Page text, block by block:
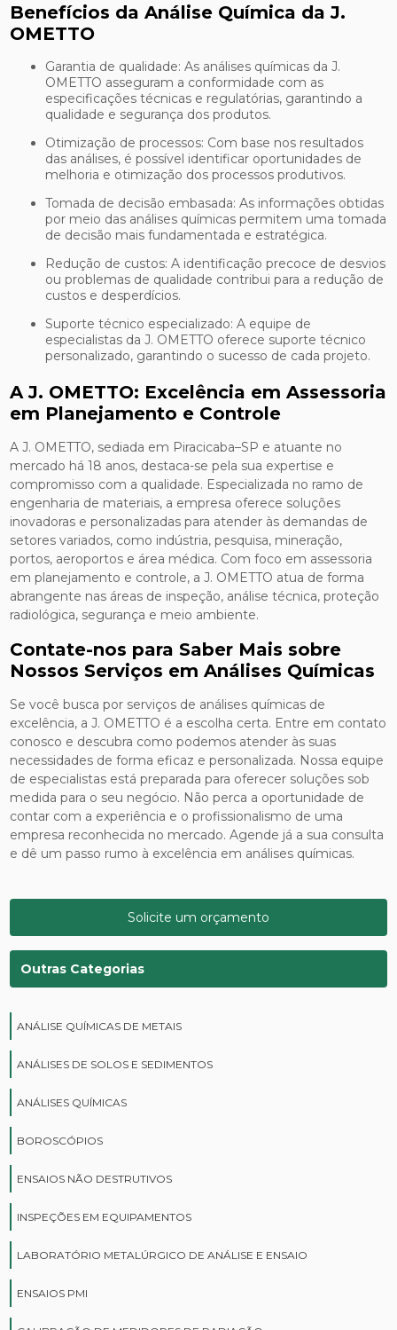
Benefícios da Análise Química da J.
OMETTO
Garantia de qualidade: As análises químicas da J.
OMETTO asseguram a conformidade com as
especificações técnicas e regulatórias, garantindo a
qualidade e segurança dos produtos.
Otimização de processos: Com base nos resultados
das análises, é possível identificar oportunidades de
melhoria e otimização dos processos produtivos.
Tomada de decisão embasada: As informações obtidas
por meio das análises químicas permitem uma tomada
de decisão mais fundamentada e estratégica.
Redução de custos: A identificação precoce de desvios
ou problemas de qualidade contribui para a redução de
custos e desperdícios.
Suporte técnico especializado: A equipe de
especialistas da J. OMETTO oferece suporte técnico
personalizado, garantindo o sucesso de cada projeto.
A J. OMETTO: Excelência em Assessoria
em Planejamento e Controle
A J. OMETTO, sediada em Piracicaba–SP e atuante no
mercado há 18 anos, destaca-se pela sua expertise e
compromisso com a qualidade. Especializada no ramo de
engenharia de materiais, a empresa oferece soluções
inovadoras e personalizadas para atender às demandas de
setores variados, como indústria, pesquisa, mineração,
portos, aeroportos e área médica. Com foco em assessoria
em planejamento e controle, a J. OMETTO atua de forma
abrangente nas áreas de inspeção, análise técnica, proteção
radiológica, segurança e meio ambiente.
Contate-nos para Saber Mais sobre
Nossos Serviços em Análises Químicas
Se você busca por serviços de análises químicas de
excelência, a J. OMETTO é a escolha certa. Entre em contato
conosco e descubra como podemos atender às suas
necessidades de forma eficaz e personalizada. Nossa equipe
de especialistas está preparada para oferecer soluções sob
medida para o seu negócio. Não perca a oportunidade de
contar com a experiência e o profissionalismo de uma
empresa reconhecida no mercado. Agende já a sua consulta
e dê um passo rumo à excelência em análises químicas.
Solicite um orçamento
Outras Categorias
ANÁLISE QUÍMICAS DE METAIS
ANÁLISES DE SOLOS E SEDIMENTOS
ANÁLISES QUÍMICAS
BOROSCÓPIOS
ENSAIOS NÃO DESTRUTIVOS
INSPEÇÕES EM EQUIPAMENTOS
LABORATÓRIO METALÚRGICO DE ANÁLISE E ENSAIO
ENSAIOS PMI